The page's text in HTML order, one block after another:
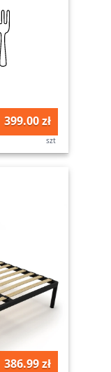
399.00 zł
szt
386.99 zł